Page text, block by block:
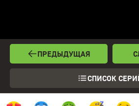
ПРЕДЫДУЩАЯ
СПИСОК